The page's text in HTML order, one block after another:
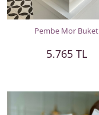
Pembe Mor Buket
5.765 TL